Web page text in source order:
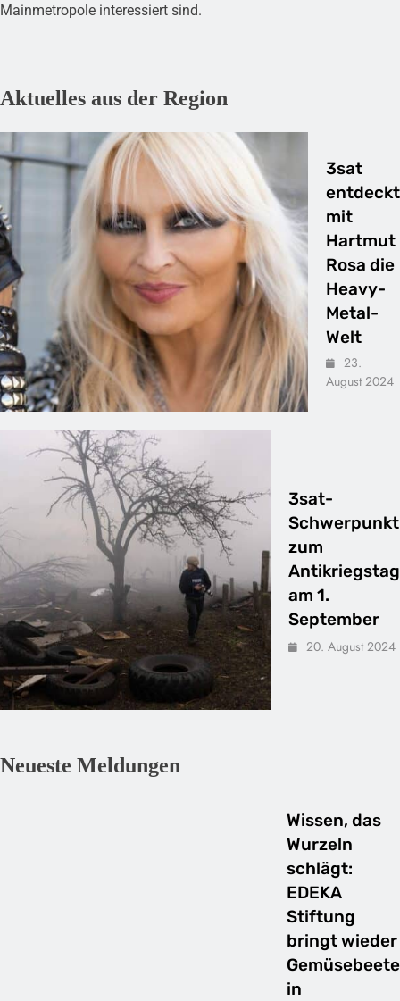
Mainmetropole interessiert sind.
Aktuelles aus der Region
3sat
entdeckt
mit
Hartmut
Rosa die
Heavy-
Metal-
Welt
23.
August 2024
3sat-
Schwerpunkt
zum
Antikriegstag
am 1.
September
20. August 2024
Neueste Meldungen
Wissen, das
Wurzeln
schlägt:
EDEKA
Stiftung
bringt wieder
Gemüsebeete
in